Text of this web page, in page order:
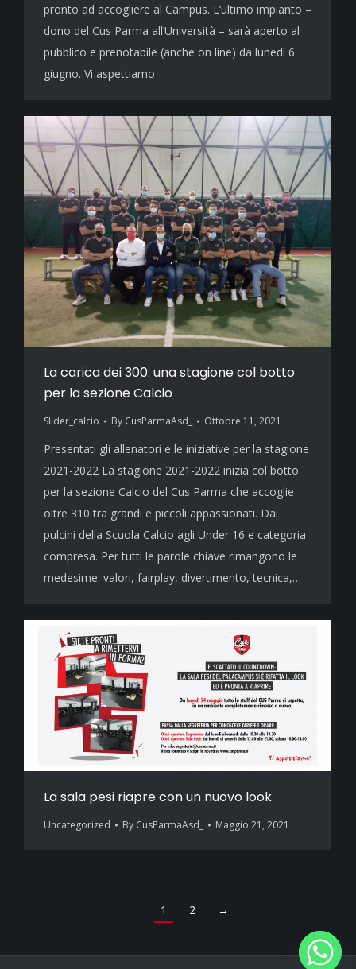
pronto ad accogliere al Campus. L’ultimo impianto –
dono del Cus Parma all’Università – sarà aperto al
pubblico e prenotabile (anche on line) da lunedì 6
giugno. Vi aspettiamo
La carica dei 300: una stagione col botto
per la sezione Calcio
Slider_calcio By CusParmaAsd_ Ottobre 11, 2021
Presentati gli allenatori e le iniziative per la stagione
2021-2022 La stagione 2021-2022 inizia col botto
per la sezione Calcio del Cus Parma che accoglie
oltre 310 tra grandi e piccoli appassionati. Dai
pulcini della Scuola Calcio agli Under 16 e categoria
compresa. Per tutti le parole chiave rimangono le
medesime: valori, fairplay, divertimento, tecnica,…
La sala pesi riapre con un nuovo look
Uncategorized By CusParmaAsd_ Maggio 21, 2021
1 2 →